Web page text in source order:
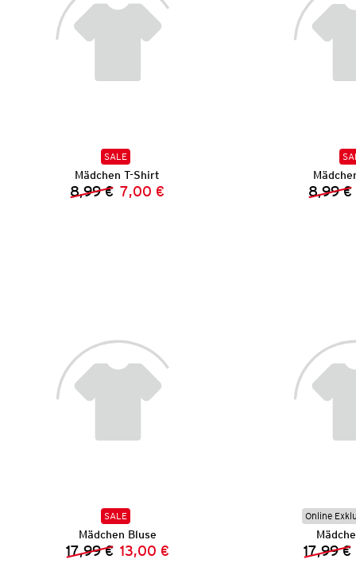
SALE
Mädchen T-Shirt
Vorheriger Preis:
8,99 € Neuer Preis:
7,00 € 8,99 €
SALE
Mädchen Bluse
Vorheriger Preis:
17,99 € Neuer Preis:
13,00 €
Online
17,99 €